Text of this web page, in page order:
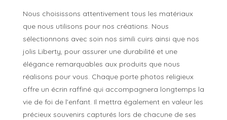
Nous choisissons attentivement tous les matériaux
que nous utilisons pour nos créations. Nous
sélectionnons avec soin nos simili cuirs ainsi que nos
jolis Liberty, pour assurer une durabilité et une
élégance remarquables aux produits que nous
réalisons pour vous. Chaque porte photos religieux
offre un écrin raffiné qui accompagnera longtemps la
vie de foi de l’enfant. Il mettra également en valeur les
précieux souvenirs capturés lors de chacune de ses